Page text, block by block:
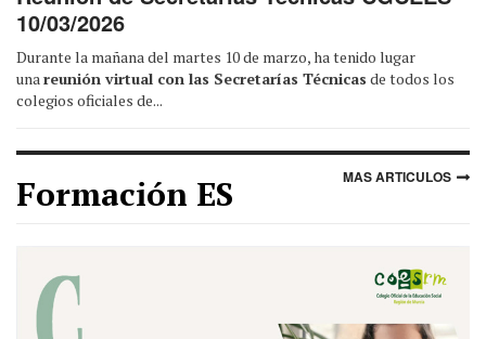
10/03/2026
Durante la mañana del martes 10 de marzo, ha tenido lugar
unareunión virtual con las Secretarías Técnicas de todos los
colegios oficiales de...
Formación ES MAS ARTICULOS